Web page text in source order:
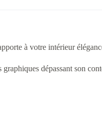
à votre intérieur
dépassant son